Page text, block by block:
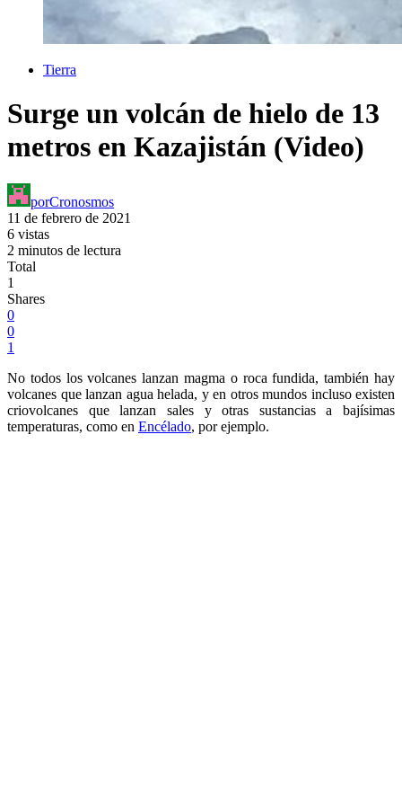
Tierra
Surge un volcán de hielo de 13
metros en Kazajistán (Video)
porCronosmos
11 de febrero de 2021
6 vistas
2 minutos de lectura
Total
1
Shares
0
0
1
No todos los volcanes lanzan magma o roca fundida, también hay
volcanes que lanzan agua helada, y en otros mundos incluso existen
criovolcanes que lanzan sales y otras sustancias a bajísimas
temperaturas, como en Encélado, por ejemplo.